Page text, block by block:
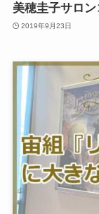
美穂圭子サロ
2019年9月23日